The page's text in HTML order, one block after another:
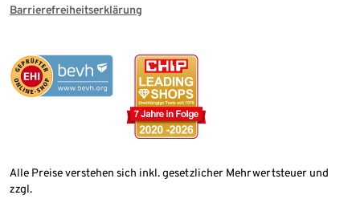
Barrierefreiheitserklärung
Alle Preise verstehen sich inkl. gesetzlicher Mehrwertsteuer und
zzgl.